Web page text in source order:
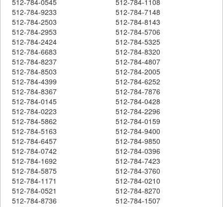
512-784-9233
512-784-7148
512-784-2503
512-784-8143
512-784-2953
512-784-5706
512-784-2424
512-784-5325
512-784-6683
512-784-8320
512-784-8237
512-784-4807
512-784-8503
512-784-2005
512-784-4399
512-784-6252
512-784-8367
512-784-7876
512-784-0145
512-784-0428
512-784-0223
512-784-2296
512-784-5862
512-784-0159
512-784-5163
512-784-9400
512-784-6457
512-784-9850
512-784-0742
512-784-0396
512-784-1692
512-784-7423
512-784-5875
512-784-3760
512-784-1171
512-784-0210
512-784-0521
512-784-8270
512-784-8736
512-784-1507